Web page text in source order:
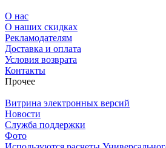
О нас
О наших скидках
Рекламодателям
Доставка и оплата
Условия возврата
Контакты
Прочее
Витрина электронных версий
Новости
Служба поддержки
Фото